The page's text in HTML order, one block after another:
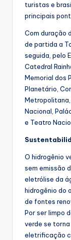
turistas e
principais
Com duração
de partida a
seguida, pelo
Catedral
Memorial dos
Planetário,
Nacional,
e Teatro
O hidrogênio
sem emissão
eletrólise da
hidrogênio do
de fontes
Por ser limpo
verde se
eletrificação